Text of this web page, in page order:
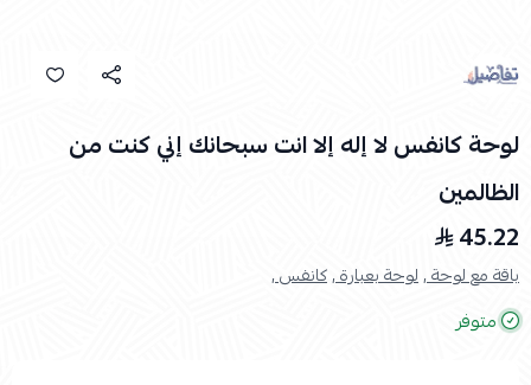
لوحة كانفس لا إله إلا انت سبحانك إني كنت من
الظالمين
45.22
باقة مع لوحة ,لوحة بعبارة ,كانفس ,
متوفر